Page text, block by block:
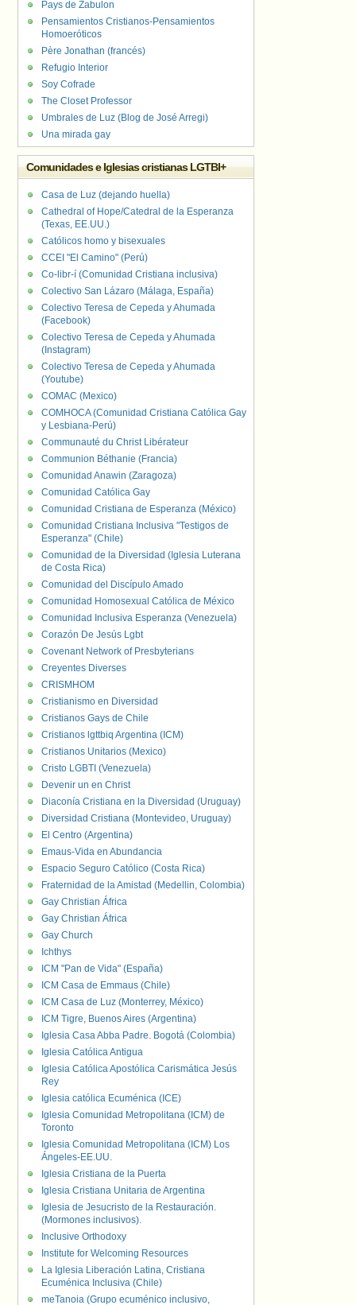
Pays de Zabulon
Pensamientos Cristianos-Pensamientos
Homoeróticos
Père Jonathan (francés)
Refugio Interior
Soy Cofrade
The Closet Professor
Umbrales de Luz (Blog de José Arregi)
Una mirada gay
Comunidades e Iglesias cristianas LGTBI+
Casa de Luz (dejando huella)
Cathedral of Hope/Catedral de la Esperanza
(Texas, EE.UU.)
Católicos homo y bisexuales
CCEI "El Camino" (Perú)
Co-libr-í (Comunidad Cristiana inclusiva)
Colectivo San Lázaro (Málaga, España)
Colectivo Teresa de Cepeda y Ahumada
(Facebook)
Colectivo Teresa de Cepeda y Ahumada
(Instagram)
Colectivo Teresa de Cepeda y Ahumada
(Youtube)
COMAC (Mexico)
COMHOCA (Comunidad Cristiana Católica Gay
y Lesbiana-Perú)
Communauté du Christ Libérateur
Communion Béthanie (Francia)
Comunidad Anawin (Zaragoza)
Comunidad Católica Gay
Comunidad Cristiana de Esperanza (México)
Comunidad Cristiana Inclusiva "Testigos de
Esperanza" (Chile)
Comunidad de la Diversidad (Iglesia Luterana
de Costa Rica)
Comunidad del Discípulo Amado
Comunidad Homosexual Católica de México
Comunidad Inclusiva Esperanza (Venezuela)
Corazón De Jesús Lgbt
Covenant Network of Presbyterians
Creyentes Diverses
CRISMHOM
Cristianismo en Diversidad
Cristianos Gays de Chile
Cristianos lgttbiq Argentina (ICM)
Cristianos Unitarios (Mexico)
Cristo LGBTI (Venezuela)
Devenir un en Christ
Diaconía Cristiana en la Diversidad (Uruguay)
Diversidad Cristiana (Montevideo, Uruguay)
El Centro (Argentina)
Emaus-Vida en Abundancia
Espacio Seguro Católico (Costa Rica)
Fraternidad de la Amistad (Medellin, Colombia)
Gay Christian África
Gay Christian África
Gay Church
Ichthys
ICM "Pan de Vida" (España)
ICM Casa de Emmaus (Chile)
ICM Casa de Luz (Monterrey, México)
ICM Tigre, Buenos Aires (Argentina)
Iglesia Casa Abba Padre. Bogotá (Colombia)
Iglesia Católica Antigua
Iglesia Católica Apostólica Carismática Jesús
Rey
Iglesia católica Ecuménica (ICE)
Iglesia Comunidad Metropolitana (ICM) de
Toronto
Iglesia Comunidad Metropolitana (ICM) Los
Ángeles-EE.UU.
Iglesia Cristiana de la Puerta
Iglesia Cristiana Unitaria de Argentina
Iglesia de Jesucristo de la Restauración.
(Mormones inclusivos).
Inclusive Orthodoxy
Institute for Welcoming Resources
La Iglesia Liberación Latina, Cristiana
Ecuménica Inclusiva (Chile)
meTanoia (Grupo ecuménico inclusivo,